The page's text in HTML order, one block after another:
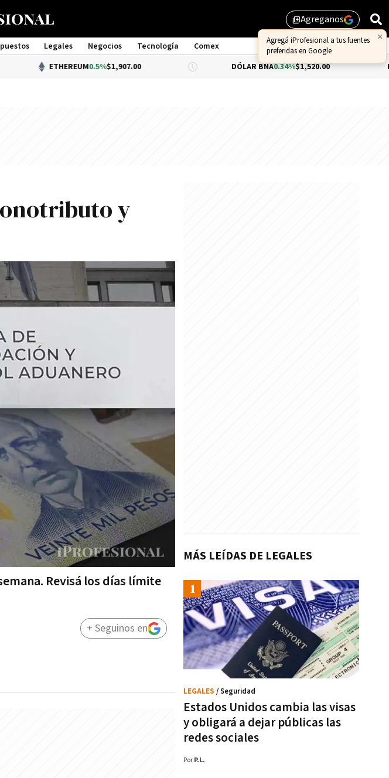
library_addAgreganos
Legales Negocios Tecnología
Comex
ETHEREUM 0.5%$1,907.00 DÓLAR BNA0.34%$1,520.00 DÓLAR
y
Revisá los días límite
+ Seguinos en
MÁS LEÍDAS DE LEGALES
Estados Unidos cambia las visas
y obligará a dejar públicas las
redes sociales
LEGALES / Seguridad
Por P.L.